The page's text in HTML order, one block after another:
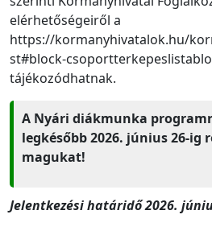
elérhetőségeiről a
https://kormanyhivatalok.hu/
st#block-
tájékozódhatnak.
A Nyári diákmunka
legkésőbb 2026. június 26-
magukat!
Jelentkezési határidő 2026.